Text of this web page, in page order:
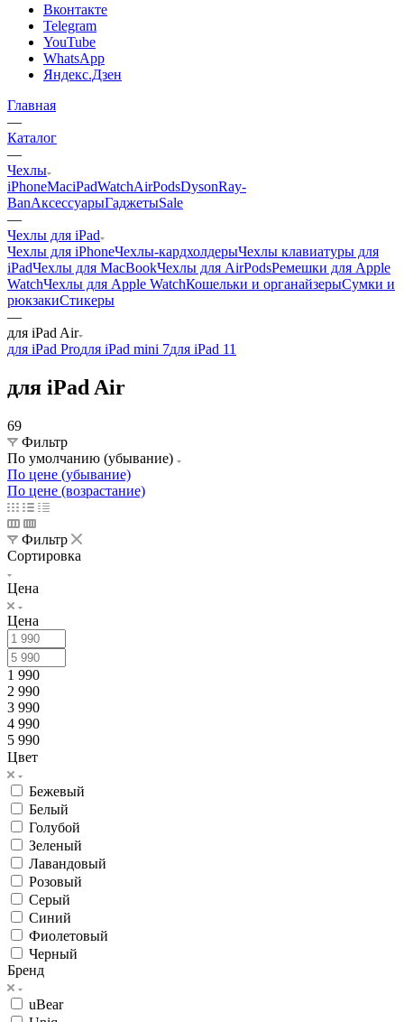
Вконтакте
Telegram
YouTube
WhatsApp
Яндекс.Дзен
Главная
—
Каталог
—
Чехлы
iPhoneMaciPadWatchAirPodsDysonRay-
BanАксессуарыГаджетыSale
—
Чехлы для iPad
Чехлы для iPhoneЧехлы-кардхолдерыЧехлы клавиатуры для
iPadЧехлы для MacBookЧехлы для AirPodsРемешки для Apple
WatchЧехлы для Apple WatchКошельки и органайзерыСумки и
рюкзакиСтикеры
—
для iPad Air
для iPad Proдля iPad mini 7для iPad 11
для iPad Air
69
Фильтр
По умолчанию (убывание)
По цене (убывание)
По цене (возрастание)
Фильтр
Сортировка
Цена
Цена
1 990
2 990
3 990
4 990
5 990
Цвет
Бежевый
Белый
Голубой
Зеленый
Лавандовый
Розовый
Серый
Синий
Фиолетовый
Черный
Бренд
uBear